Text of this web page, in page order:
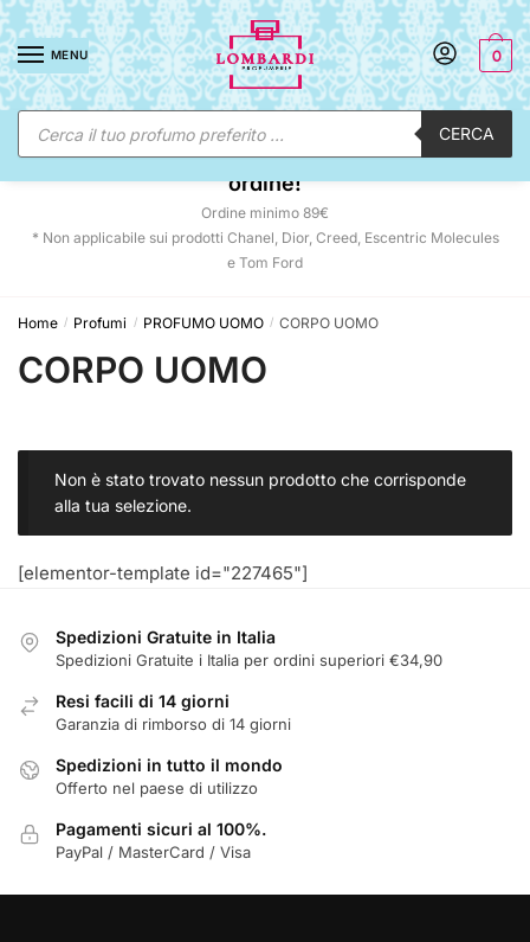
Skip
to
navigation
Skip
to
content
MENU
Ricerca
prodotti CERCA
0
☀️ SUNNY DAYS:-12% automatico sul tuo
ordine!
Ordine minimo 89€
* Non applicabile sui prodotti Chanel, Dior, Creed, Escentric Molecules
e Tom Ford
Home / Profumi / PROFUMO UOMO / CORPO UOMO
CORPO UOMO
Non è stato trovato nessun prodotto che corrisponde
alla tua selezione.
[elementor-template id="227465"]
Spedizioni Gratuite in Italia
Spedizioni Gratuite i Italia per ordini superiori €34,90
Resi facili di 14 giorni
Garanzia di rimborso di 14 giorni
Spedizioni in tutto il mondo
Offerto nel paese di utilizzo
Pagamenti sicuri al 100%.
PayPal / MasterCard / Visa